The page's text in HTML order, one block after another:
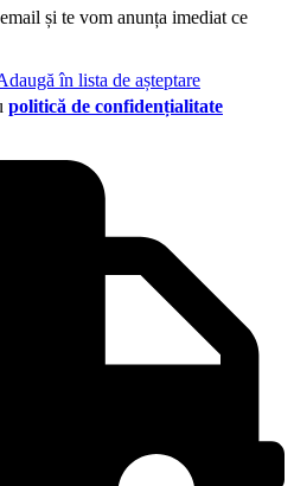
și te vom anunța imediat ce
în lista de așteptare
politică de confidențialitate